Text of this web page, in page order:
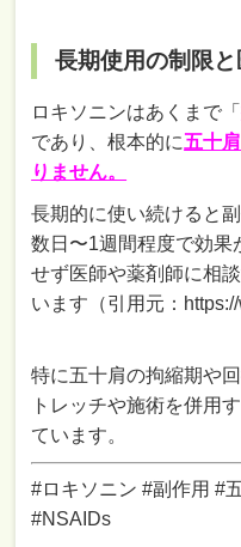
長期使用の制限
ロキソニンはあくまで「
であり、根本的に五十
りません。
長期的に使い続けると
数日〜1週間程度で効果
せず医師や薬剤師に相
います（引用元：https://
特に五十肩の拘縮期や
トレッチや施術を併用
ています。
#ロキソニン #副作用 #
#NSAIDs